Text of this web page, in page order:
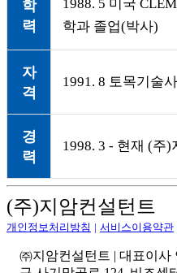
학
력
1988. 5 미국
학과 졸업(박사)
자
격
1991. 8 토목기술
경
력
1998. 3 - 현재 (주
(주)지암컨설턴트
개인정보처리방침 | 서비스이용약관
㈜지암컨설턴트 | 대표이사